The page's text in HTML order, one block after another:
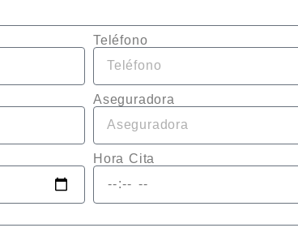
Teléfono
Aseguradora
Hora Cita